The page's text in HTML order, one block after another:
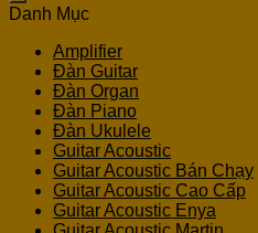
Danh Mục
Amplifier
Đàn Guitar
Đàn Organ
Đàn Piano
Đàn Ukulele
Guitar Acoustic
Guitar Acoustic Bán Chạy
Guitar Acoustic Cao Cấp
Guitar Acoustic Enya